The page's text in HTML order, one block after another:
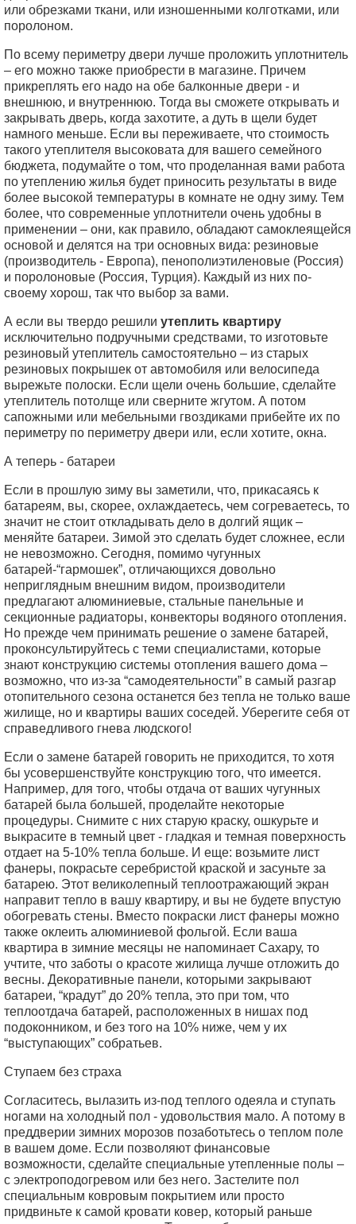
или обрезками ткани, или изношенными колготками, или
поролоном.
По всему периметру двери лучше проложить уплотнитель
– его можно также приобрести в магазине. Причем
прикреплять его надо на обе балконные двери - и
внешнюю, и внутреннюю. Тогда вы сможете открывать и
закрывать дверь, когда захотите, а дуть в щели будет
намного меньше. Если вы переживаете, что стоимость
такого утеплителя высоковата для вашего семейного
бюджета, подумайте о том, что проделанная вами работа
по утеплению жилья будет приносить результаты в виде
более высокой температуры в комнате не одну зиму. Тем
более, что современные уплотнители очень удобны в
применении – они, как правило, обладают самоклеящейся
основой и делятся на три основных вида: резиновые
(производитель - Европа), пенополиэтиленовые (Россия)
и поролоновые (Россия, Турция). Каждый из них по-
своему хорош, так что выбор за вами.
А если вы твердо решили утеплить квартиру
исключительно подручными средствами, то изготовьте
резиновый утеплитель самостоятельно – из старых
резиновых покрышек от автомобиля или велосипеда
вырежьте полоски. Если щели очень большие, сделайте
утеплитель потолще или сверните жгутом. А потом
сапожными или мебельными гвоздиками прибейте их по
периметру по периметру двери или, если хотите, окна.
А теперь - батареи
Если в прошлую зиму вы заметили, что, прикасаясь к
батареям, вы, скорее, охлаждаетесь, чем согреваетесь, то
значит не стоит откладывать дело в долгий ящик –
меняйте батареи. Зимой это сделать будет сложнее, если
не невозможно. Сегодня, помимо чугунных
батарей-“гармошек”, отличающихся довольно
неприглядным внешним видом, производители
предлагают алюминиевые, стальные панельные и
секционные радиаторы, конвекторы водяного отопления.
Но прежде чем принимать решение о замене батарей,
проконсультируйтесь с теми специалистами, которые
знают конструкцию системы отопления вашего дома –
возможно, что из-за “самодеятельности” в самый разгар
отопительного сезона останется без тепла не только ваше
жилище, но и квартиры ваших соседей. Уберегите себя от
справедливого гнева людского!
Если о замене батарей говорить не приходится, то хотя
бы усовершенствуйте конструкцию того, что имеется.
Например, для того, чтобы отдача от ваших чугунных
батарей была большей, проделайте некоторые
процедуры. Снимите с них старую краску, ошкурьте и
выкрасите в темный цвет - гладкая и темная поверхность
отдает на 5-10% тепла больше. И еще: возьмите лист
фанеры, покрасьте серебристой краской и засуньте за
батарею. Этот великолепный теплоотражающий экран
направит тепло в вашу квартиру, и вы не будете впустую
обогревать стены. Вместо покраски лист фанеры можно
также оклеить алюминиевой фольгой. Если ваша
квартира в зимние месяцы не напоминает Сахару, то
учтите, что заботы о красоте жилища лучше отложить до
весны. Декоративные панели, которыми закрывают
батареи, “крадут” до 20% тепла, это при том, что
теплоотдача батарей, расположенных в нишах под
подоконником, и без того на 10% ниже, чем у их
“выступающих” собратьев.
Ступаем без страха
Согласитесь, вылазить из-под теплого одеяла и ступать
ногами на холодный пол - удовольствия мало. А потому в
преддверии зимних морозов позаботьтесь о теплом поле
в вашем доме. Если позволяют финансовые
возможности, сделайте специальные утепленные полы –
с электроподогревом или без него. Застелите пол
специальным ковровым покрытием или просто
придвиньте к самой кровати ковер, который раньше